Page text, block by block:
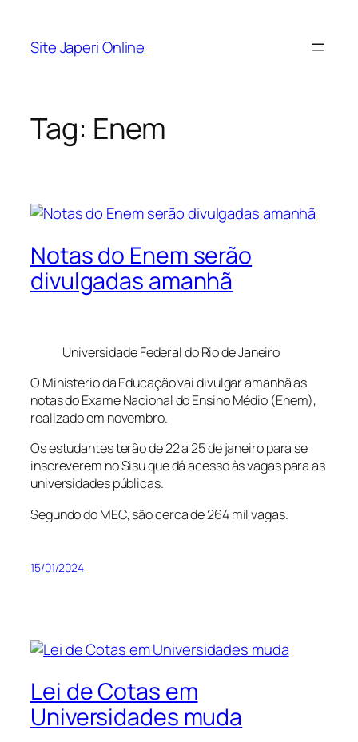
Site Japeri Online
Tag: Enem
Notas do Enem serão
divulgadas amanhã
Universidade Federal do Rio de Janeiro
O Ministério da Educação vai divulgar amanhã as
notas do Exame Nacional do Ensino Médio (Enem),
realizado em novembro.
Os estudantes terão de 22 a 25 de janeiro para se
inscreverem no Sisu que dá acesso às vagas para as
universidades públicas.
Segundo do MEC, são cerca de 264 mil vagas.
15/01/2024
Lei de Cotas em
Universidades muda